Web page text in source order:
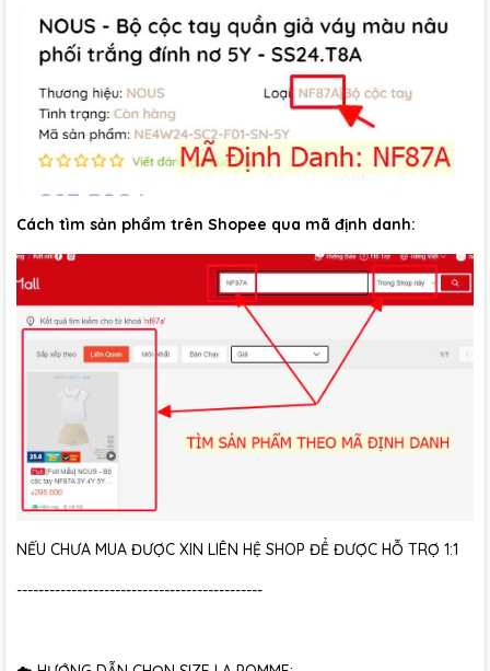
Cách tìm sản phẩm trên Shopee qua mã định danh:
NẾU CHƯA MUA ĐƯỢC XIN LIÊN HỆ SHOP ĐỂ ĐƯỢC HỖ TRỢ 1:1
---------------------------------------------